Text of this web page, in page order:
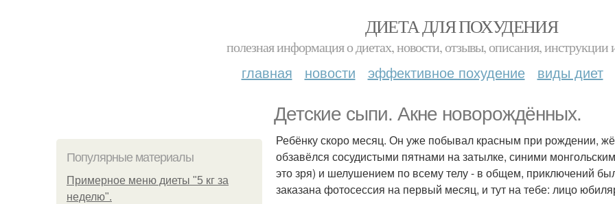
ДИЕТА ДЛЯ ПОХУДЕНИЯ
полезная информация о диетах, новости, отзывы, описания, инструкции
главная новости эффективное похудение виды диет
Детские сыпи. Акне новорождённых.
Популярные материалы
Примерное меню диеты "5 кг за
неделю".
Ребёнку скоро месяц. Он уже побывал красным при рождении,
обзавёлся сосудистыми пятнами на затылке, синими
это зря) и шелушением по всему телу - в общем, приключений
заказана фотосессия на первый месяц, и тут на тебе: лицо